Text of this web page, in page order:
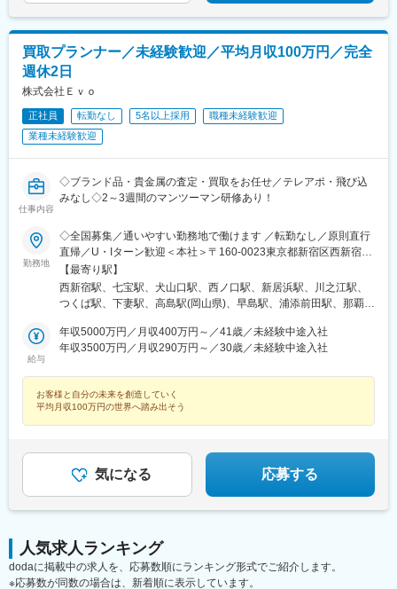
東野尻駅、ハーモニーホール駅、遠賀川駅、行橋駅、糸島高校前
駅、保原駅、会津若松駅、原ノ町駅、山陽網干駅、三木駅(神戸電
鉄線)、南小樽駅、稲積公園駅、苫小牧駅、和歌山港駅、淀屋橋
駅、大山駅(東京都)、モレラ岐阜駅、千歳駅(北海道)、卸町駅(宮城
県)、伏屋駅、吉塚駅、伊予三島駅、友部駅、花崎駅、偕楽園駅、
守谷駅、ゆめみ野駅、北春日部駅、上星川駅、善行駅、三崎口
駅、内宿駅、柏の葉キャンパス駅、岩瀬駅、古河駅、鶴瀬駅、東
武動物公園駅、上板橋駅、本厚木駅、亀戸水神駅、東千葉駅、高
田駅(神奈川県)、向ケ丘遊園駅、北山田駅(神奈川県)、西武柳沢
駅、川和町駅、雀宮駅、岡本駅(栃木県)、木更津駅、北松戸駅、武
里駅、栗橋駅、樅山駅、湯河原駅、松戸駅、東富岡駅、新鹿沼
駅、楡木駅、原木中山駅、東林間駅、東武宇都宮駅、秩父駅、小
駅、新守谷駅、流山おおたかの森駅、南柏駅、明大前駅、塚原
駅、瀬谷駅、北茅ケ崎駅、千葉ニュータウン中央駅、柏駅、西小
泉駅、公津の杜駅、八街駅、茂原駅、牛浜駅、藤沢駅、雑色駅、
西立川駅、北八王子駅、三鷹駅、曳舟駅、西葛西駅、逗子駅、宮
崎台駅、並木北駅、古淵駅、矢板駅、北真岡駅、伊勢原駅、淵野
港駅(大阪モノレール)、狛江駅、芳賀台駅、学園前駅(奈良県)、上
保原駅、肥後橋駅、下板橋駅、登戸駅、東伏見駅、下総中山駅、
山陽女学園前駅、球場前駅(高知県)、大江橋駅、宇都宮駅東口駅
買取プランナー／未経験歓迎／平均月収100万円／完全
週休2日
株式会社Ｅｖｏ
正社員 転勤なし 5名以上採用
職種未経験歓迎
業種未経験歓迎
仕事内容
◇ブランド品・貴金属の査定・買取をお任せ／テレアポ・飛び込
みなし◇2～3週間のマンツーマン研修あり！
勤務地
◇全国募集／通いやすい勤務地で働けます ／転勤なし／原則直行
直帰／U・Iターン歓迎＜本社＞〒160-0023東京都新宿区西新宿五
丁目1番1号 住友不動産新宿ファーストタワー3階※転居を伴う転
勤はありません。■その他勤務地・都内23区、関東のプロジェク
ト先やご希望の全国
【最寄り駅】
西新宿駅、七宝駅、犬山口駅、西ノ口駅、新居浜駅、川之江駅、
つくば駅、下妻駅、高島駅(岡山県)、早島駅、浦添前田駅、那覇空
くりこま高原駅、長町一丁目駅、宇治駅(奈良線)、久津川駅、山城
青谷駅、天ケ瀬駅、有佐駅、吉井駅(群馬県)、前橋大島駅、広駅、
駅(三重県)、三瀬谷駅、南鳥海駅、鶴岡駅、赤湯駅、奈古駅、日野
駅(滋賀県)、堅田駅、近江長岡駅、十文字駅、扇田駅、三ツ境駅、
公園駅、蛍池駅、津久見駅、松浦駅、石橋駅(長崎県)、上田駅、小
作駅、和泉多摩川駅、井荻駅、阿波山川駅、石井駅(徳島県)、南小
松島駅、ゆいの杜東駅、高久駅、五位堂駅、富雄駅、西加積駅、
東野尻駅、ハーモニーホール駅、遠賀川駅、行橋駅、糸島高校前
鉄線)、南小樽駅、稲積公園駅、苫小牧駅、和歌山港駅、淀屋橋
駅、大山駅(東京都)、モレラ岐阜駅、千歳駅(北海道)、卸町駅(宮城
県)、伏屋駅、吉塚駅、伊予三島駅、友部駅、花崎駅、偕楽園駅、
給与
年収5000万円／月収400万円～／41歳／未経験中途入社
年収3500万円／月収290万円～／30歳／未経験中途入社
お客様と自分の未来を創造していく
平均月収100万円の世界へ踏み出そう
気になる 応募する
人気求人ランキング
dodaに掲載中の求人を、応募数順にランキング形式でご紹介します。
※応募数が同数の場合は、新着順に表示しています。